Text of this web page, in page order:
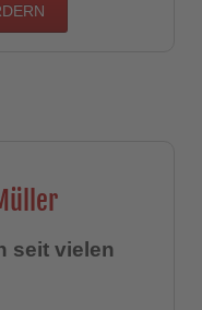
seit vielen